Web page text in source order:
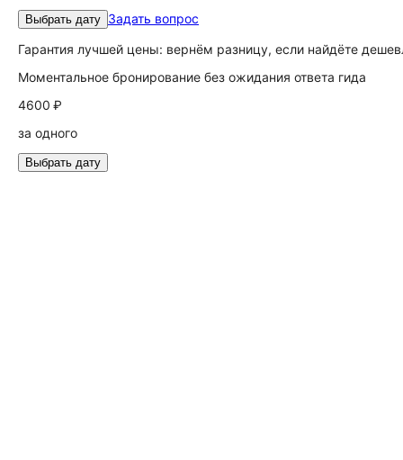
Выбрать дату Задать вопрос
Гарантия лучшей цены: вернём разницу, если найдёте
Моментальное бронирование без ожидания ответа гида
4600 ₽
за одного
Выбрать дату